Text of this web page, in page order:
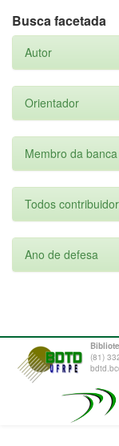
Busca facetada
Autor
Orientador
Membro da banca
Todos
Ano de defesa
(81)